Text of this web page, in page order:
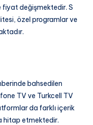
değişmektedir. S
özel programlar ve
bahsedilen
TV ve Turkcell TV
da farklı içerik
hitap etmektedir.